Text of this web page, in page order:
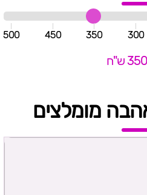
300
350
450
500
מומלצים